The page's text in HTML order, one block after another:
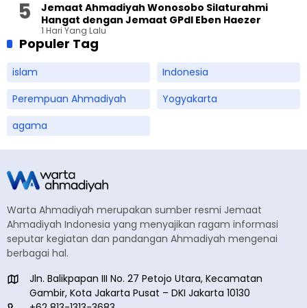
Jemaat Ahmadiyah Wonosobo Silaturahmi
Hangat dengan Jemaat GPdI Eben Haezer
1 Hari Yang Lalu
Populer Tag
islam
Indonesia
Perempuan Ahmadiyah
Yogyakarta
agama
Warta Ahmadiyah merupakan sumber resmi Jemaat
Ahmadiyah Indonesia yang menyajikan ragam informasi
seputar kegiatan dan pandangan Ahmadiyah mengenai
berbagai hal.
Jln. Balikpapan III No. 27 Petojo Utara, Kecamatan
Gambir, Kota Jakarta Pusat – DKI Jakarta 10130